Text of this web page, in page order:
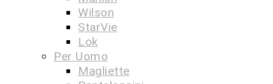
Wilson
StarVie
Lok
Per Uomo
Magliette